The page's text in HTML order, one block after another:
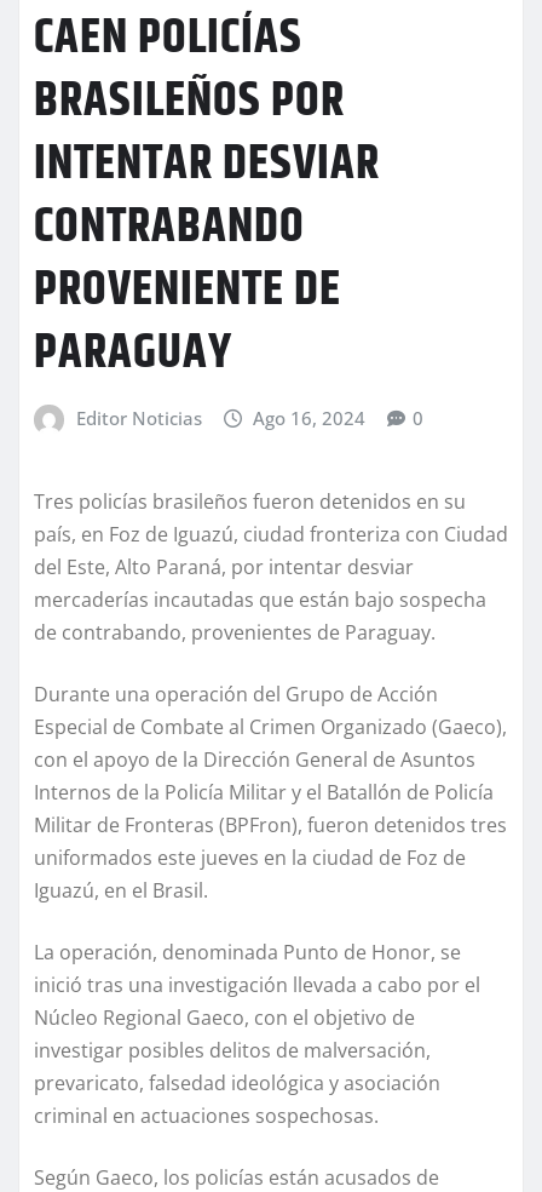
CAEN POLICÍAS
BRASILEÑOS POR
INTENTAR DESVIAR
CONTRABANDO
PROVENIENTE DE
PARAGUAY
Editor Noticias Ago 16, 2024 0
Tres policías brasileños fueron detenidos en su
país, en Foz de Iguazú, ciudad fronteriza con Ciudad
del Este, Alto Paraná, por intentar desviar
mercaderías incautadas que están bajo sospecha
de contrabando, provenientes de Paraguay.
Durante una operación del Grupo de Acción
Especial de Combate al Crimen Organizado (Gaeco),
con el apoyo de la Dirección General de Asuntos
Internos de la Policía Militar y el Batallón de Policía
Militar de Fronteras (BPFron), fueron detenidos tres
uniformados este jueves en la ciudad de Foz de
Iguazú, en el Brasil.
La operación, denominada Punto de Honor, se
inició tras una investigación llevada a cabo por el
Núcleo Regional Gaeco, con el objetivo de
investigar posibles delitos de malversación,
prevaricato, falsedad ideológica y asociación
criminal en actuaciones sospechosas.
Según Gaeco, los policías están acusados de